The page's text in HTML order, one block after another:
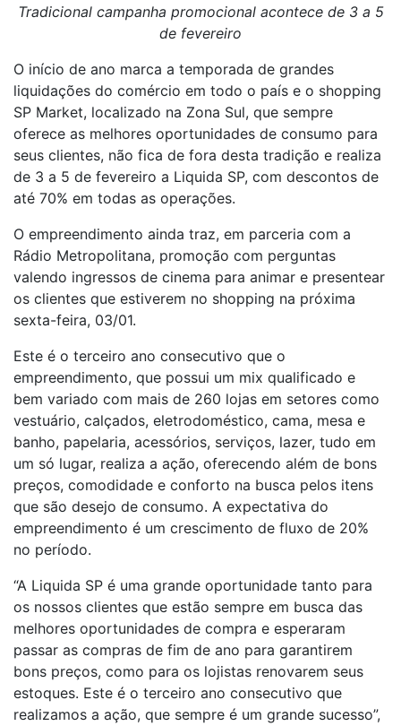
Tradicional campanha promocional acontece de 3 a 5
de fevereiro
O início de ano marca a temporada de grandes
liquidações do comércio em todo o país e o shopping
SP Market, localizado na Zona Sul, que sempre
oferece as melhores oportunidades de consumo para
seus clientes, não fica de fora desta tradição e realiza
de 3 a 5 de fevereiro a Liquida SP, com descontos de
até 70% em todas as operações.
O empreendimento ainda traz, em parceria com a
Rádio Metropolitana, promoção com perguntas
valendo ingressos de cinema para animar e presentear
os clientes que estiverem no shopping na próxima
sexta-feira, 03/01.
Este é o terceiro ano consecutivo que o
empreendimento, que possui um mix qualificado e
bem variado com mais de 260 lojas em setores como
vestuário, calçados, eletrodoméstico, cama, mesa e
banho, papelaria, acessórios, serviços, lazer, tudo em
um só lugar, realiza a ação, oferecendo além de bons
preços, comodidade e conforto na busca pelos itens
que são desejo de consumo. A expectativa do
empreendimento é um crescimento de fluxo de 20%
no período.
“A Liquida SP é uma grande oportunidade tanto para
os nossos clientes que estão sempre em busca das
melhores oportunidades de compra e esperaram
passar as compras de fim de ano para garantirem
bons preços, como para os lojistas renovarem seus
estoques. Este é o terceiro ano consecutivo que
realizamos a ação, que sempre é um grande sucesso”,